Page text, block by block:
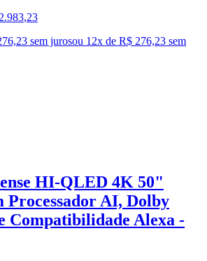
2.983,23
sem jurosou 12x de R$ 276,23 sem
HI-QLED 4K 50"
Processador AI, Dolby
Compatibilidade Alexa -